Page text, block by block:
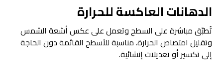
الدهانات العاكسة للحرارة
تُطبّق مباشرة على السطح وتعمل على عكس أشعة الشمس
وتقليل امتصاص الحرارة. مناسبة للأسطح القائمة دون الحاجة
إلى تكسير أو تعديلات إنشائية.